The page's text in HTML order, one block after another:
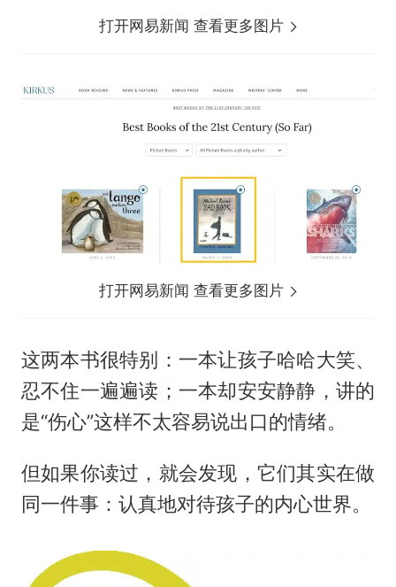
打开网易新闻 查看更多图片
打开网易新闻 查看更多图片
这两本书很特别：一本让孩子哈哈大笑、
忍不住一遍遍读；一本却安安静静，讲的
是“伤心”这样不太容易说出口的情绪。
但如果你读过，就会发现，它们其实在做
同一件事：认真地对待孩子的内心世界。